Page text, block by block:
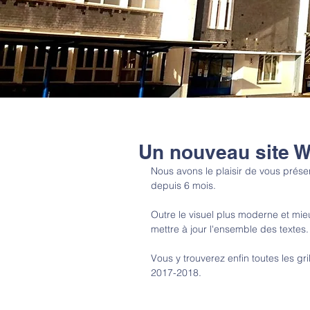
Un nouveau site
Nous avons le plaisir de vous
depuis 6 mois.
Outre le visuel plus moderne et
mettre à jour l'ensemble des textes.
Vous y trouverez enfin toutes les
2017-2018.